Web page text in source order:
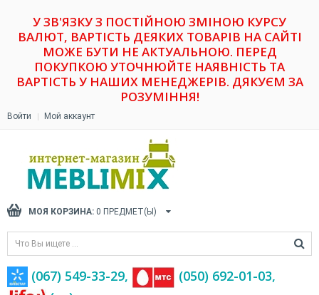
У ЗВ'ЯЗКУ З ПОСТІЙНОЮ ЗМІНОЮ КУРСУ
ВАЛЮТ, ВАРТІСТЬ ДЕЯКИХ ТОВАРІВ НА САЙТІ
МОЖЕ БУТИ НЕ АКТУАЛЬНОЮ. ПЕРЕД
ПОКУПКОЮ УТОЧНЮЙТЕ НАЯВНІСТЬ ТА
ВАРТІСТЬ У НАШИХ МЕНЕДЖЕРІВ. ДЯКУЄМ ЗА
РОЗУМІННЯ!
Войти Мой аккаунт
МОЯ КОРЗИНА: 0 ПРЕДМЕТ(Ы)
(067) 549-33-29,
(‎050) 692-01-03,